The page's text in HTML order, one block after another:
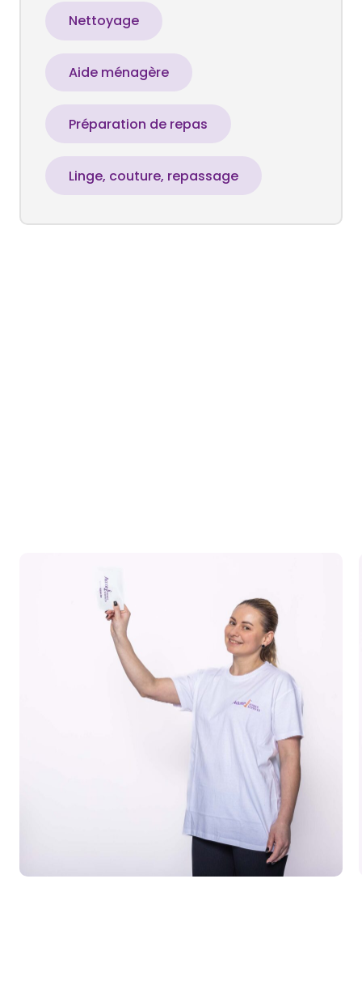
Nettoyage
Aide ménagère
Préparation de repas
Linge, couture, repassage